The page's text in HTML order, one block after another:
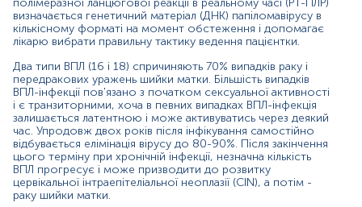
Інтерпретація
Синоніми
human papilloma virus
Маркер
Маркер наявностівірусу папіломи людини
Показання до призначення
Скринінг раку шийки матки;
полімеразної ланцюгової реакції в реальному часі (РТ-ПЛР)
визначається генетичний матеріал (ДНК) папіломавірусу в
кількісному форматі на момент обстеження і допомагає
лікарю вибрати правильну тактику ведення пацієнтки.
Два типи ВПЛ (16 і 18) спричиняють 70% випадків раку і
передракових уражень шийки матки. Більшість випадків
ВПЛ-інфекції пов'язано з початком сексуальної активності
і є транзиторними, хоча в певних випадках ВПЛ-інфекція
залишається латентною і може активуватись через деякий
час. Упродовж двох років після інфікування самостійно
відбувається елімінація вірусу до 80-90%. Після закінчення
цього терміну при хронічній інфекції, незначна кількість
ВПЛ прогресує і може призводити до розвитку
цервікальної інтраепітеліальної неоплазії (CIN), а потім -
раку шийки матки.